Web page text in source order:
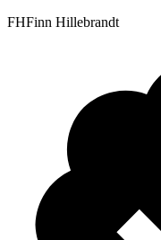
FHFinn Hillebrandt